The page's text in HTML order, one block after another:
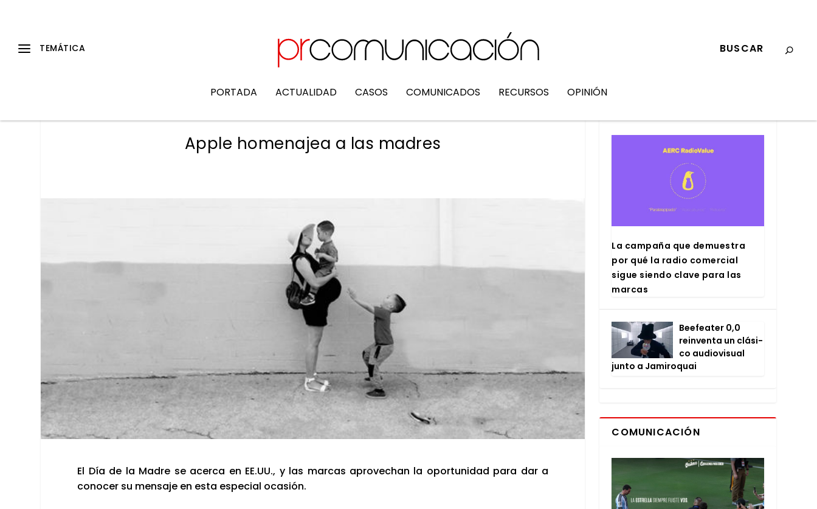
PORTADA ACTUALIDAD CASOS COMUNICADOS RECURSOS OPINIÓN
Apple homenajea a las madres
El Día de la Madre se acer­ca en EE.UU., y las mar­cas apro­ve­chan la opor­tu­ni­dad para dar a
cono­cer su men­sa­je en esta espe­cial oca­sión.
La cam­pa­ña que demues­tra
por qué la radio comer­cial
sigue sien­do cla­ve para las
mar­cas
Bee­fea­ter 0,0
rein­ven­ta un clá­si­
co audio­vi­sual
jun­to a Jami­ro­quai
COMUNICACIÓN